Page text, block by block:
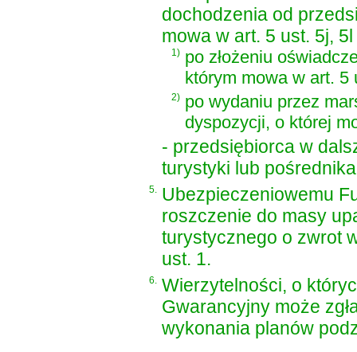
dochodzenia od
mowa w art. 5 ust. 5j,
1) po złożeniu
którym mowa w art. 5
2) po wydaniu przez
dyspozycji, o której
- przedsiębiorca w
turystyki lub
5.
Ubezpieczeniowemu
roszczenie do masy
turystycznego o zwrot
ust. 1.
6.
Wierzytelności, o
Gwarancyjny może
wykonania planów